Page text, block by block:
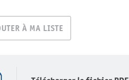
À MA LISTE